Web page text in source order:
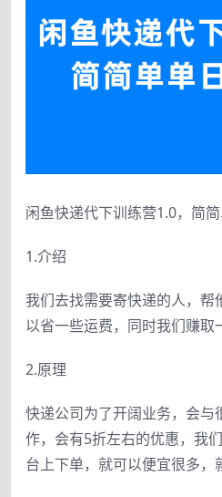
闲鱼快递代下训练营1.0，简
1.介绍
我们去找需要寄快递的人，帮
以省一些运费，同时我们赚取
2.原理
快递公司为了开阔业务，会与
作，会有5折左右的优惠，我
台上下单，就可以便宜很多，